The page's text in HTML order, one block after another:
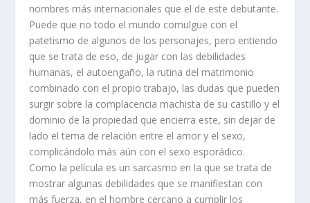
nombres más internacionales que el de este debutante.
Puede que no todo el mundo comulgue con el
patetismo de algunos de los personajes, pero entiendo
que se trata de eso, de jugar con las debilidades
humanas, el autoengaño, la rutina del matrimonio
combinado con el propio trabajo, las dudas que pueden
surgir sobre la complacencia machista de su castillo y el
dominio de la propiedad que encierra este, sin dejar de
lado el tema de relación entre el amor y el sexo,
complicándolo más aún con el sexo esporádico.
Como la película es un sarcasmo en la que se trata de
mostrar algunas debilidades que se manifiestan con
más fuerza, en el hombre cercano a cumplir los